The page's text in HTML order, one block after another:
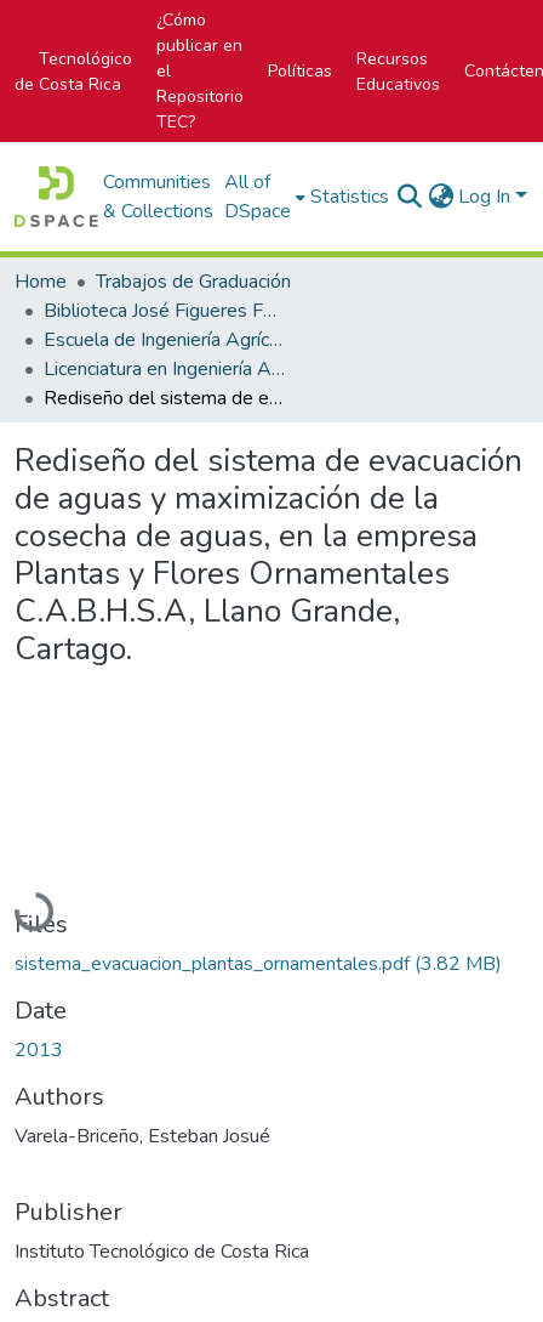
Tecnológico
de Costa Rica
¿Cómo
publicar en
el
Repositorio
TEC?
Políticas
Recursos
Educativos
Communities
& Collections
All of
DSpace
Statistics Log In
Home
Trabajos de Graduación
Biblioteca José Figueres Ferrer
Escuela de Ingeniería Agrícola
Licenciatura en Ingeniería Agrícola
Rediseño del sistema de evacuación de aguas y maximización de la cosecha de aguas, en la empresa Plantas y Flores Ornamentales C.A.B.H.S.A, Llano Grande, Cartago.
Rediseño del sistema de evacuación
de aguas y maximización de la
cosecha de aguas, en la empresa
Plantas y Flores Ornamentales
C.A.B.H.S.A, Llano Grande,
Cartago.
Loading...
Files
sistema_evacuacion_plantas_ornamentales.pdf(3.82 MB)
Date
2013
Authors
Varela-Briceño, Esteban Josué
Publisher
Instituto Tecnológico de Costa Rica
Abstract